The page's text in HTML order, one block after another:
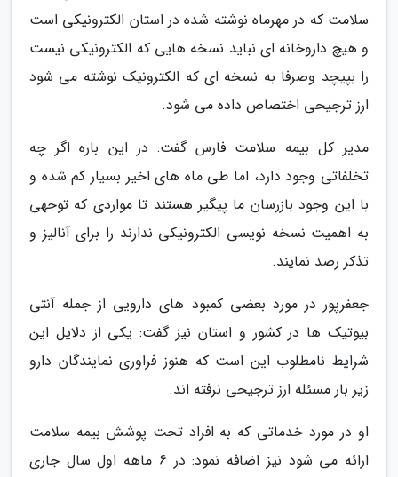
سلامت که در مهرماه نوشته شده در استان الکترونیکی است
و هیچ داروخانه ای نباید نسخه هایی که الکترونیکی نیست
را بپیچد وصرفا به نسخه ای که الکترونیک نوشته می شود
ارز ترجیحی اختصاص داده می شود.
مدیر کل بیمه سلامت فارس گفت: در این باره اگر چه
تخلفاتی وجود دارد، اما طی ماه های اخیر بسیار کم شده و
با این وجود بازرسان ما پیگیر هستند تا مواردی که توجهی
به اهمیت نسخه نویسی الکترونیکی ندارند را برای آنالیز و
تذکر رصد نمایند.
جعفرپور در مورد بعضی کمبود های دارویی از جمله آنتی
بیوتیک ها در کشور و استان نیز گفت: یکی از دلایل این
شرایط نامطلوب این است که هنوز فراوری نمایندگان دارو
زیر بار مسئله ارز ترجیحی نرفته اند.
او در مورد خدماتی که به افراد تحت پوشش بیمه سلامت
ارائه می شود نیز اضافه نمود: در 6 ماهه اول سال جاری